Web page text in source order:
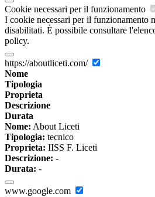
Cookie necessari per il funzionamento
I cookie necessari per il funzionamento
disabilitati. È possibile consultare
policy.
https://aboutliceti.com/
Nome
Tipologia
Proprieta
Descrizione
Durata
Nome: About Liceti
Tipologia: tecnico
Proprieta: IISS F. Liceti
Descrizione: -
Durata: -
www.google.com